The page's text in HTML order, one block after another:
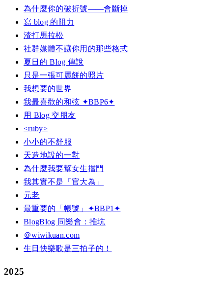
為什麼你的破折號——會斷掉
寫 blog 的阻力
渣打馬拉松
社群媒體不讓你用的那些格式
夏日的 Blog 傳說
只是一張可麗餅的照片
我想要的世界
我最喜歡的和弦 ✦BBP6✦
用 Blog 交朋友
<ruby>
小小的不舒服
天造地設的一對
為什麼我要幫女生擋門
我其實不是「官大為」
元老
最重要的「帳號」✦BBP1✦
BlogBlog 同樂會：推坑
＠wiwikuan.com
生日快樂歌是三拍子的！
2025